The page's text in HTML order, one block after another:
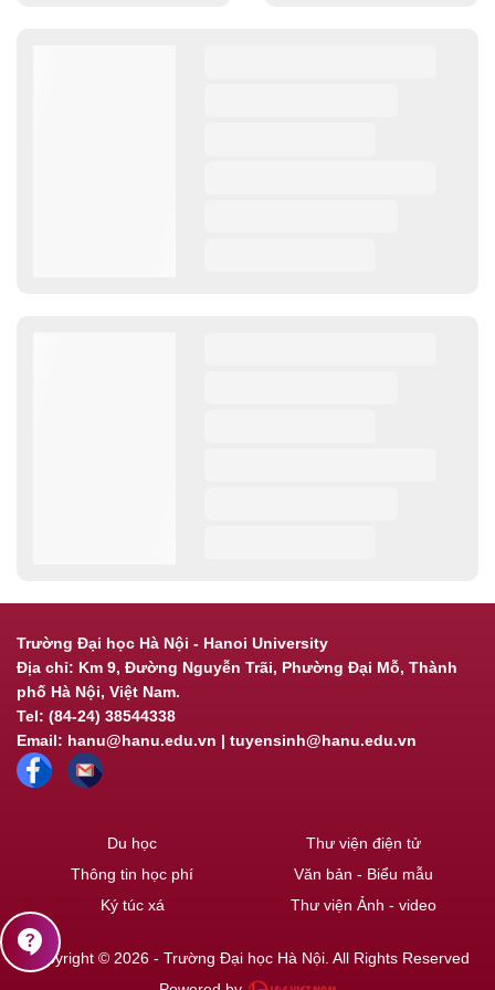
Trường Đại học Hà Nội - Hanoi University
Địa chỉ: Km 9, Đường Nguyễn Trãi, Phường Đại Mỗ, Thành
phố Hà Nội, Việt Nam.
Tel: (84-24) 38544338
Email: hanu@hanu.edu.vn | tuyensinh@hanu.edu.vn
Du học
Thông tin học phí
Ký túc xá
Thư viện điện tử
Văn bản - Biểu mẫu
Thư viện Ảnh - video
Copyright © 2026 - Trường Đại học Hà Nội. All Rights Reserved
contact_support